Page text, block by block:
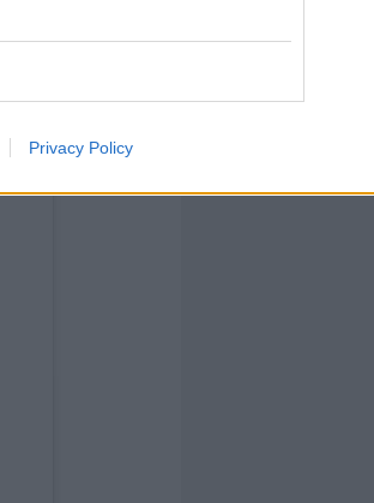
Privacy Policy
τα ρούχα
που